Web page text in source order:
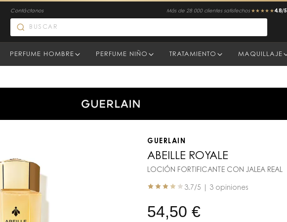
Contáctanos Más de 28 000 clientes satisfechos ★★★★★ 4.8/5
PERFUME HOMBRE PERFUME NIÑO TRATAMIENTO MAQUILLAJE
GUERLAIN
ABEILLE ROYALE
LOCIÓN FORTIFICANTE CON JALEA REAL
3.7/5 | 3 opiniones
54,50 €